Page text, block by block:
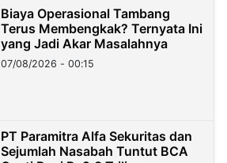
Biaya Operasional Tambang
Terus Membengkak? Ternyata Ini
yang Jadi Akar Masalahnya
07/08/2026 - 00:15
PT Paramitra Alfa Sekuritas dan
Sejumlah Nasabah Tuntut BCA